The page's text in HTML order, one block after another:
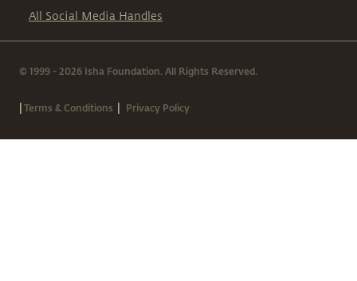
All Social Media Handles
© 1999 - 2026 Isha Foundation. All Rights Reserved.
|Terms & Conditions | Privacy Policy